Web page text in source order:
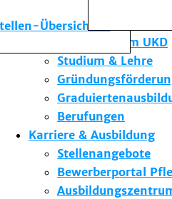
Übersicht
Die Institute des
Forschung am UKD
Studium & Lehre
Berufungen
Karriere & Ausbildung
Stellenangebote
Bewerberportal